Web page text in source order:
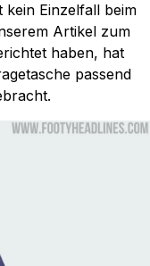
kein Einzelfall beim
Artikel zum
haben, hat
passend